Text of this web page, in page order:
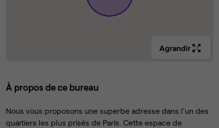
Agrandir
À propos de ce bureau
Nous vous proposons une superbe adresse dans l'un des
quartiers les plus prisés de Paris. Cette espace de